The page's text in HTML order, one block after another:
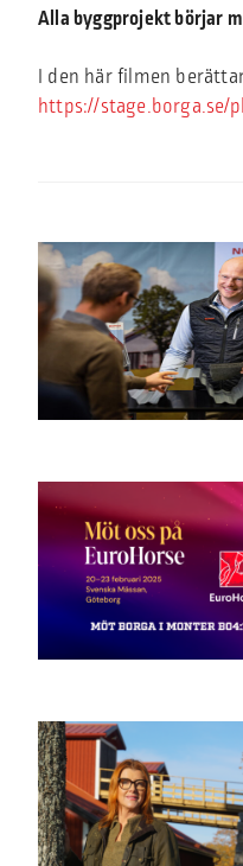
Alla byggprojekt börjar
I den här filmen
https://stage.borga.se/